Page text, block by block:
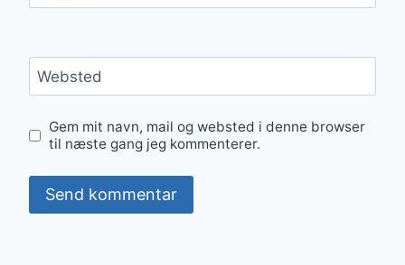
Websted
Gem mit navn, mail og websted i denne browser
til næste gang jeg kommenterer.